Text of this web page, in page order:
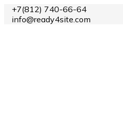
+7(812) 740-66-64
info@ready4site.com